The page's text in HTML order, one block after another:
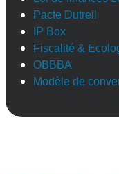
Pacte Dutreil
IP Box
Fiscalité &
OBBBA
Modèle de